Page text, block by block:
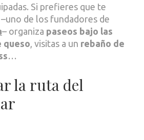
Si prefieres que te
de los fundadores de
– organiza paseos bajo las
queso , visitas a un rebaño de
…
la ruta del